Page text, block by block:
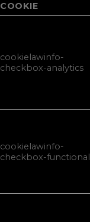
COOKIE
cookielawinfo-
checkbox-analytics
cookielawinfo-
checkbox-functional